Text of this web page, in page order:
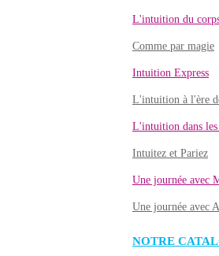
L'intuition du
Comme par magie
Intuition Express
L'intuition à l'ère
L'intuition dans les
Intuitez et Pariez
Une journée avec
Une journée avec
NOTRE